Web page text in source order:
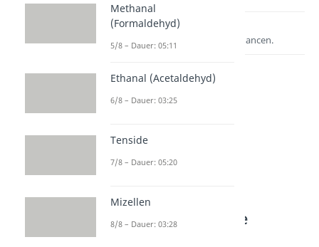
Lernen lohnt sich!
Entdecke hier deine Chancen.
Weitere Inhalte:
Organische Chemie
Methanal
(Formaldehyd)
5/8 – Dauer: 05:11
Ethanal (Acetaldehyd)
6/8 – Dauer: 03:25
Tenside
7/8 – Dauer: 05:20
Mizellen
8/8 – Dauer: 03:28